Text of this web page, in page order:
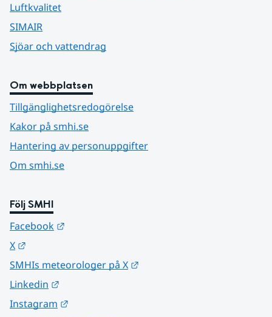
Luftkvalitet
SIMAIR
Sjöar och vattendrag
Om webbplatsen
Tillgänglighetsredogörelse
Kakor på smhi.se
Hantering av personuppgifter
Om smhi.se
Följ SMHI
Facebook
X
SMHIs meteorologer på X
Linkedin
Instagram